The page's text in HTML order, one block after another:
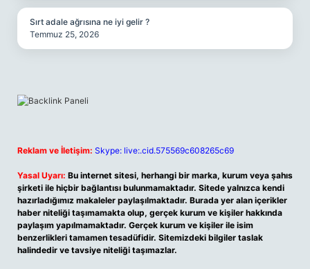
Sırt adale ağrısına ne iyi gelir ?
Temmuz 25, 2026
Reklam ve İletişim: Skype: live:.cid.575569c608265c69
Yasal Uyarı: Bu internet sitesi, herhangi bir marka, kurum veya şahıs
şirketi ile hiçbir bağlantısı bulunmamaktadır. Sitede yalnızca kendi
hazırladığımız makaleler paylaşılmaktadır. Burada yer alan içerikler
haber niteliği taşımamakta olup, gerçek kurum ve kişiler hakkında
paylaşım yapılmamaktadır. Gerçek kurum ve kişiler ile isim
benzerlikleri tamamen tesadüfidir. Sitemizdeki bilgiler taslak
halindedir ve tavsiye niteliği taşımazlar.